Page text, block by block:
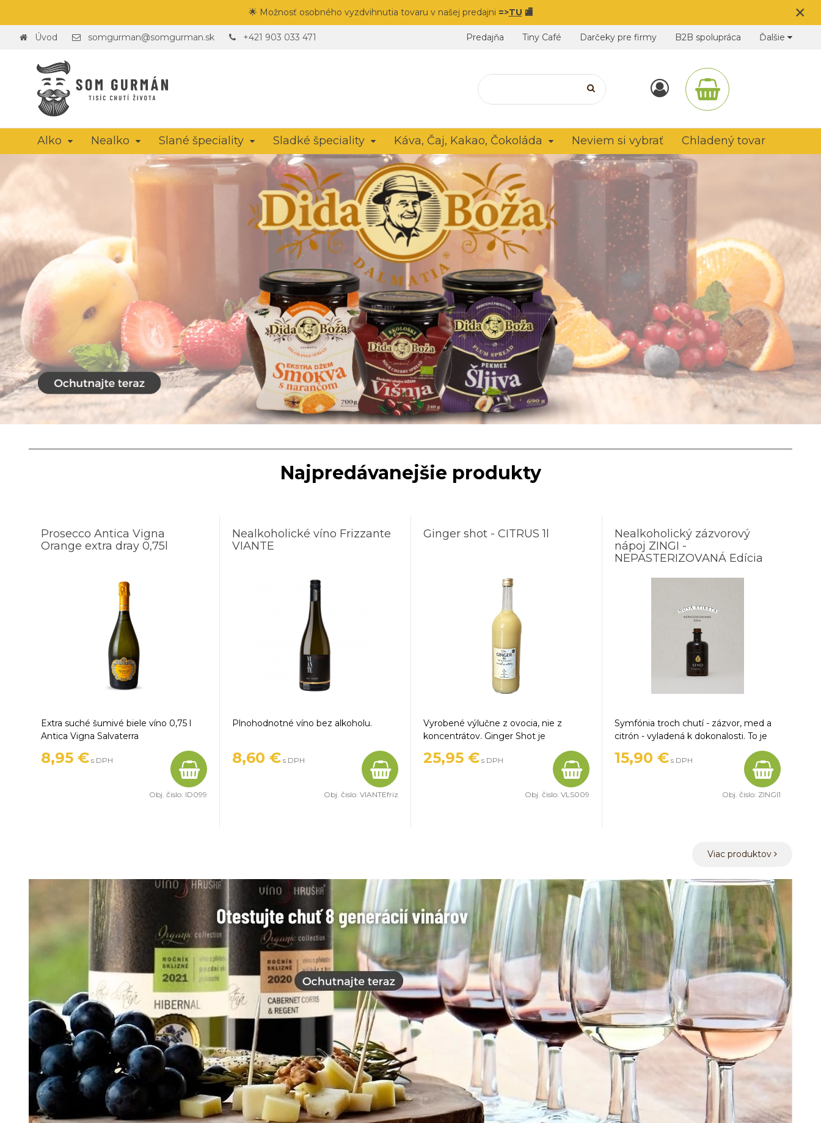
🌟 Možnosť osobného vyzdvihnutia tovaru v našej predajni =>TU 🏬 ×
Úvod somgurman@somgurman.sk +421 903 033 471 Predajňa Tiny Café Darčeky pre firmy B2B spolupráca Ďalšie
Alko Nealko Slané špeciality Sladké špeciality Káva, Čaj, Kakao, Čokoláda Neviem si vybrať Chladený tovar
Najpredávanejšie produkty
Prosecco Antica Vigna
Orange extra dray 0,75l
Extra suché šumivé biele víno 0,75 l
Antica Vigna Salvaterra
8,95 € s DPH
Obj. čislo: ID099
Nealkoholické víno Frizzante
VIANTE
Plnohodnotné víno bez alkoholu.
8,60 € s DPH
Obj. čislo: VIANTEfriz
Ginger shot - CITRUS 1l
Vyrobené výlučne z ovocia, nie z
koncentrátov. Ginger Shot je
kombináciou 100% zázvorovej šťavy,
Slovenského medu a citrónu.
25,95 € s DPH
Obj. čislo: VLS009
Nealkoholický zázvorový
nápoj ZINGI -
NEPASTERIZOVANÁ Edícia
Symfónia troch chutí - zázvor, med a
citrón - vyladená k dokonalosti. To je
ZINGI nealkoholický zázvorový nápoj.
15,90 € s DPH
Obj. čislo: ZINGI1
Viac produktov